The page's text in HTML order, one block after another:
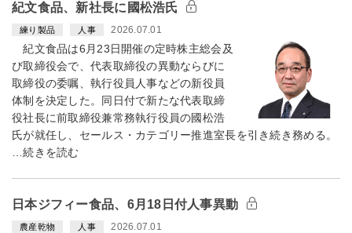
紀文食品、新社長に國松浩氏
練り製品 人事 2026.07.01
紀文食品は6月23日開催の定時株主総会及
び取締役会で、代表取締役の異動ならびに
取締役の委嘱、執行役員人事などの新役員
体制を決定した。同日付で新たな代表取締
役社長に前取締役兼常務執行役員の國松浩
氏が就任し、セールス・カテゴリー推進室長を引き続き務める。
…続きを読む
日本ジフィー食品、6月18日付人事異動
農産乾物 人事 2026.07.01